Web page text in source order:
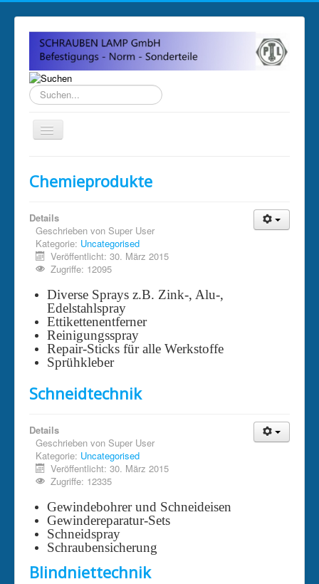
Suchen...
Über uns
Impressum
Anfahrt und Öffnungszeiten
Sitemap
Chemieprodukte
Details
Geschrieben von Super User
Kategorie: Uncategorised
Veröffentlicht: 30. März 2015
Zugriffe: 12095
Diverse Sprays z.B. Zink-, Alu-,
Edelstahlspray
Ettikettenentferner
Reinigungsspray
Repair-Sticks für alle Werkstoffe
Sprühkleber
Schneidtechnik
Details
Geschrieben von Super User
Kategorie: Uncategorised
Veröffentlicht: 30. März 2015
Zugriffe: 12335
Gewindebohrer und Schneideisen
Gewindereparatur-Sets
Schneidspray
Schraubensicherung
Blindniettechnik